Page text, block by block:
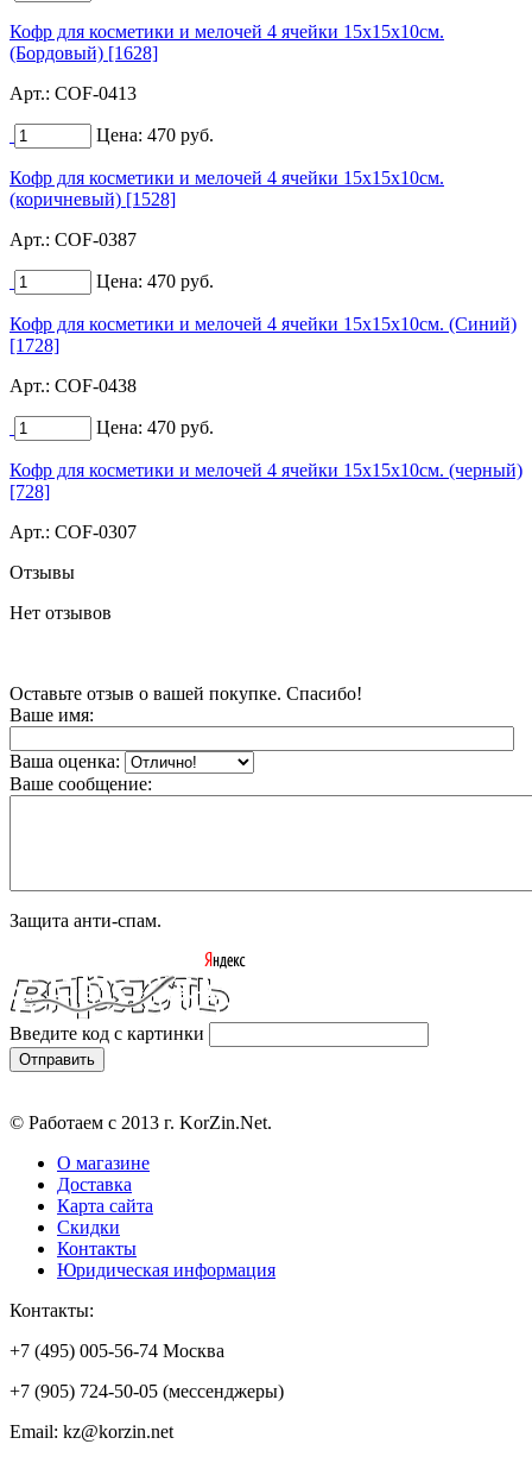
Кофр для косметики и мелочей 4 ячейки 15х15х10см.
(Бордовый) [1628]
Арт.: COF-0413
Цена: 470 руб.
Кофр для косметики и мелочей 4 ячейки 15х15х10см.
(коричневый) [1528]
Арт.: COF-0387
Цена: 470 руб.
Кофр для косметики и мелочей 4 ячейки 15х15х10см. (Синий)
[1728]
Арт.: COF-0438
Цена: 470 руб.
Кофр для косметики и мелочей 4 ячейки 15х15х10см. (черный)
[728]
Арт.: COF-0307
Отзывы
Нет отзывов
Оставьте отзыв о вашей покупке. Спасибо!
Ваше имя:
Ваша оценка:
Ваше сообщение:
Защита анти-спам.
Введите код с картинки
© Работаем с 2013 г. KorZin.Net.
О магазине
Доставка
Карта сайта
Скидки
Контакты
Юридическая информация
Контакты:
+7 (495) 005-56-74 Москва
+7 (905) 724-50-05 (мессенджеры)
Email: kz@korzin.net